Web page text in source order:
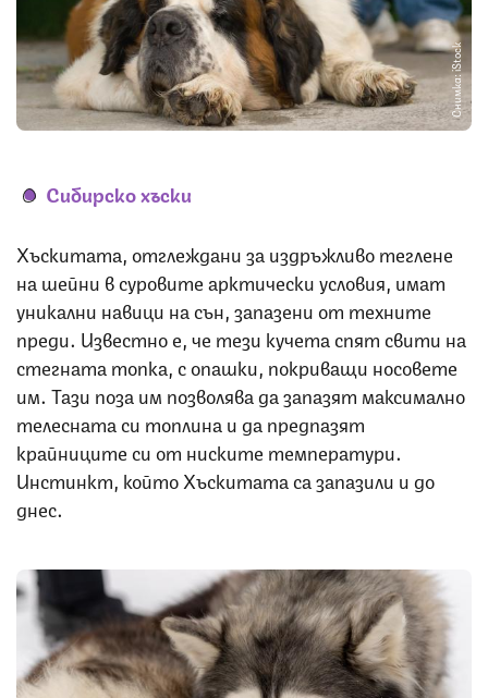
Снимка: iStock
Сибирско хъски
Хъскитата, отглеждани за издръжливо теглене
на шейни в суровите арктически условия, имат
уникални навици на сън, запазени от техните
преди. Известно е, че тези кучета спят свити на
стегната топка, с опашки, покриващи носовете
им. Тази поза им позволява да запазят максимално
телесната си топлина и да предпазят
крайниците си от ниските температури.
Инстинкт, който Хъскитата са запазили и до
днес.